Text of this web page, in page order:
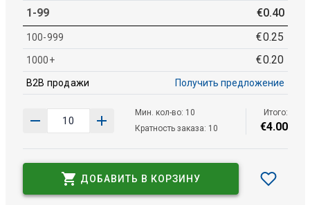
1-99 €0.40
100-999 €0.25
1000+ €0.20
B2B продажи Получить предложение
Мин. кол-во: 10
Кратность заказа: 10
Итого:
€4.00
ДОБАВИТЬ В КОРЗИНУ